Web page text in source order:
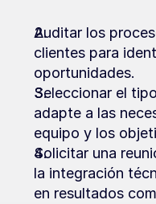
Auditar los
clientes para
oportunidades.
Seleccionar el
adapte a las
equipo y los
Solicitar una
la integración
en resultados